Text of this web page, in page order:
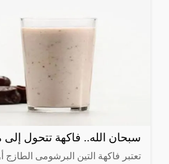
سبحان الله.. فاكهة تتحول إلى
تعتبر فاكهة التين البرشومى